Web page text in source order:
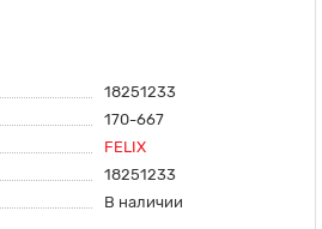
18251233
170-667
FELIX
18251233
В наличии